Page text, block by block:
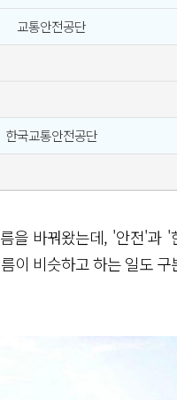
교통안전공단
한국교통안전공단
을 바꿔왔는데, '안전'과
이 비슷하고 하는 일도